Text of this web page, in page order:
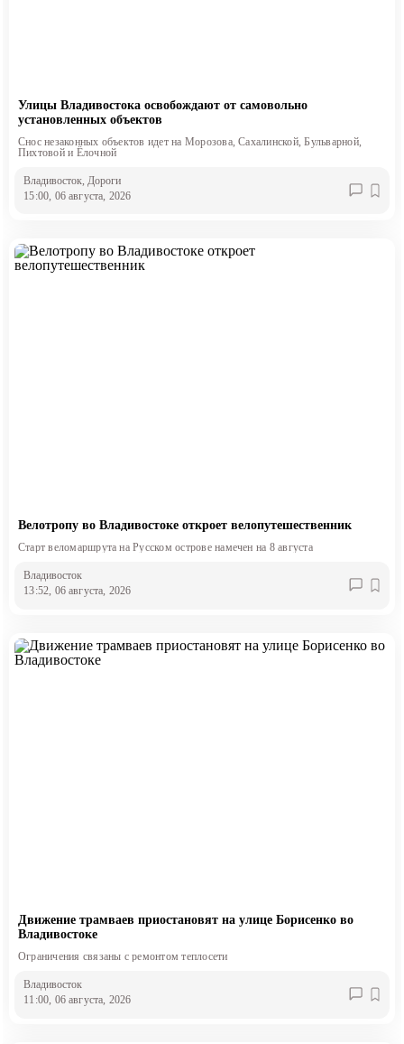
Улицы Владивостока освобождают от самовольно
установленных объектов
Снос незаконных объектов идет на Морозова, Сахалинской, Бульварной,
Пихтовой и Ёлочной
Владивосток, Дороги
15:00, 06 августа, 2026
Велотропу во Владивостоке откроет велопутешественник
Старт веломаршрута на Русском острове намечен на 8 августа
Владивосток
13:52, 06 августа, 2026
Движение трамваев приостановят на улице Борисенко во
Владивостоке
Ограничения связаны с ремонтом теплосети
Владивосток
11:00, 06 августа, 2026